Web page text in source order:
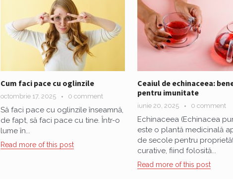
Cum faci pace cu oglinzile
octombrie 17, 2025 0 comment
Să faci pace cu oglinzile înseamnă,
de fapt, să faci pace cu tine. Într-o
lume în...
Read more of this post
Ceaiul de echinaceea:
pentru imunitate
iunie 20, 2025 0 comment
Echinaceea (Echinacea
este o plantă medicinală
de secole pentru
curative, fiind folosită...
Read more of this post